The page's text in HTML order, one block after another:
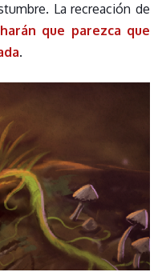
La recreación de
harán que parezca que
.